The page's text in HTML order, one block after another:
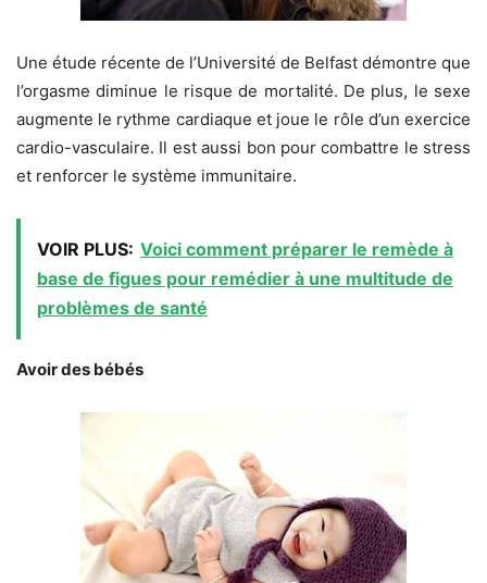
Une étude récente de l’Université de Belfast démontre que
l’orgasme diminue le risque de mortalité. De plus, le sexe
augmente le rythme cardiaque et joue le rôle d’un exercice
cardio-vasculaire. Il est aussi bon pour combattre le stress
et renforcer le système immunitaire.
VOIR PLUS: Voici comment préparer le remède à
base de figues pour remédier à une multitude de
problèmes de santé
Avoir des bébés